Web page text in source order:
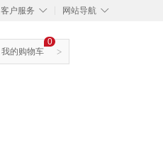
◇
客户服务 ◇
网站导航
>
0
我的购物车